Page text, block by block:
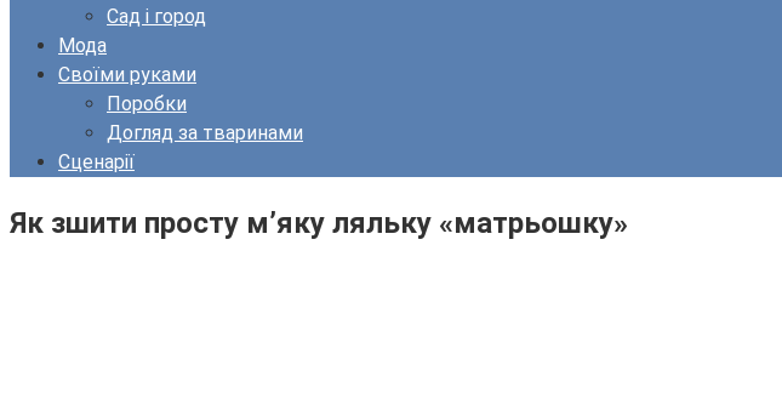
Сад і город
Мода
Своїми руками
Поробки
Догляд за тваринами
Сценарії
Як зшити просту м’яку ляльку «матрьошку»